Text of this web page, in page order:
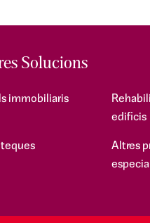
Solucions
immobiliaris
edificis
Altres